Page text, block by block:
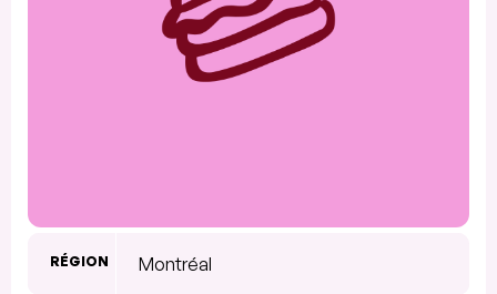
RÉGION Montréal